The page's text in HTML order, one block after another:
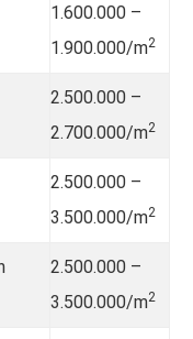
1.600.000 –
1.900.000/m2
2.500.000 –
2.700.000/m2
2.500.000 –
3.500.000/m2
2.500.000 –
3.500.000/m2